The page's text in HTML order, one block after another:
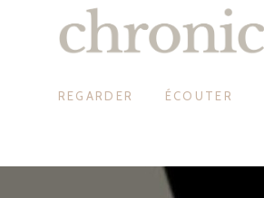
REGARDER ÉCOUTER